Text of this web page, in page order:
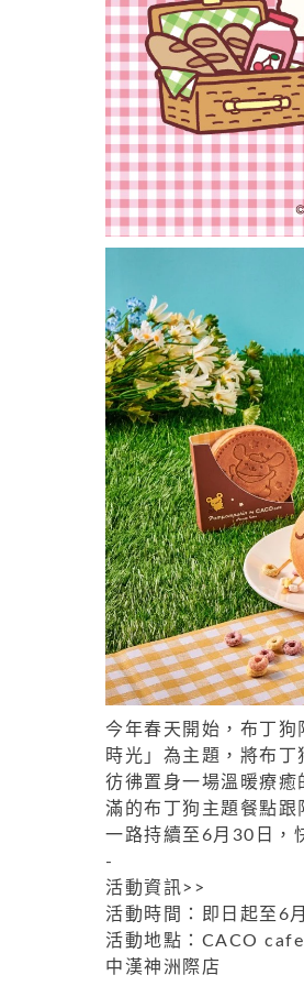
今年春天開始，布丁
時光」為主題，將布
彷彿置身一場溫暖療
滿的布丁狗主題餐點
一路持續至6月30日，
-
活動資訊>>
活動時間：即日起至6
活動地點：CACO
中漢神洲際店